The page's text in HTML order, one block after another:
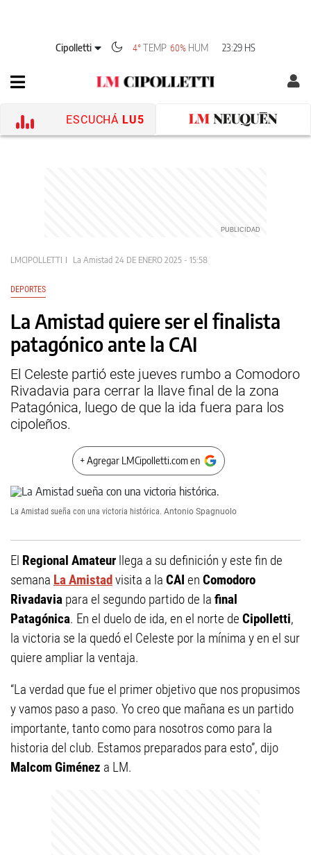
Cipolletti 4°TEMP 60% HUM 23:29 HS
ESCUCHÁ LU5
LMCIPOLLETTI La Amistad 24 DE ENERO 2025 - 15:58
DEPORTES
La Amistad quiere ser el finalista
patagónico ante la CAI
El Celeste partió este jueves rumbo a Comodoro
Rivadavia para cerrar la llave final de la zona
Patagónica, luego de que la ida fuera para los
cipoleños.
+ Agregar LMCipolletti.com en
La Amistad sueña con una victoria histórica. Antonio Spagnuolo
El Regional Amateur llega a su definición y este fin de
semana La Amistadvisita a la CAI en Comodoro
Rivadavia para el segundo partido de la final
Patagónica. En el duelo de ida, en el norte de Cipolletti,
la victoria se la quedó el Celeste por la mínima y en el sur
quiere ampliar la ventaja.
“La verdad que fue el primer objetivo que nos propusimos
y vamos paso a paso. Yo creo que mañana es un partido
importante, tanto como para nosotros como para la
historia del club. Estamos preparados para esto”, dijo
Malcom Giménez a LM.